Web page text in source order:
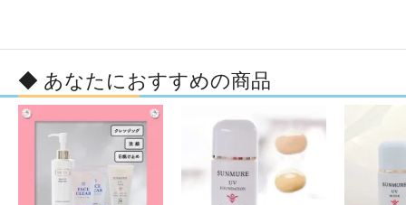
◆ あなたにおすすめの商品